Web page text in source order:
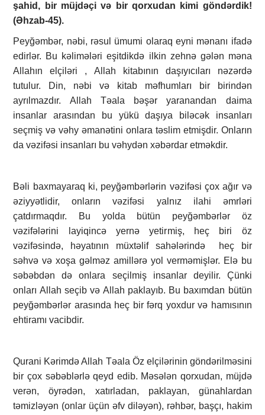
şahid, bir müjdəçi və bir qorxudan kimi göndərdik!
(Əhzab-45).
Peyğəmbər, nəbi, rəsul ümumi olaraq eyni mənanı ifadə
edirlər. Bu kəlimələri eşitdikdə ilkin zehnə gələn məna
Allahın elçiləri , Allah kitabının daşıyıcıları nəzərdə
tutulur. Din, nəbi və kitab məfhumları bir birindən
ayrılmazdır. Allah Təala bəşər yaranandan daima
insanlar arasından bu yükü daşıya biləcək insanları
seçmiş və vəhy əmanətini onlara təslim etmişdir. Onların
da vəzifəsi insanları bu vəhydən xəbərdar etməkdir.
Bəli baxmayaraq ki, peyğəmbərlərin vəzifəsi çox ağır və
əziyyətlidir, onların vəzifəsi yalnız ilahi əmrləri
çatdırmaqdır. Bu yolda bütün peyğəmbərlər öz
vəzifələrini layiqincə yernə yetirmiş, heç biri öz
vəzifəsində, həyatının müxtəlif sahələrində heç bir
səhvə və xoşa gəlməz amillərə yol verməmişlər. Elə bu
səbəbdən də onlara seçilmiş insanlar deyilir. Çünki
onları Allah seçib və Allah paklayıb. Bu baxımdan bütün
peyğəmbərlər arasında heç bir fərq yoxdur və hamısının
ehtiramı vacibdir.
Qurani Kərimdə Allah Təala Öz elçilərinin göndərilməsini
bir çox səbəblərlə qeyd edib. Məsələn qorxudan, müjdə
verən, öyrədən, xatırladan, paklayan, günahlardan
təmizləyən (onlar üçün əfv diləyən), rəhbər, başçı, hakim